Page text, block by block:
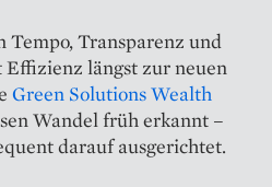
Transparenz und
Effizienz längst zur neuen
Green Solutions Wealth
Wandel früh erkannt –
darauf ausgerichtet.